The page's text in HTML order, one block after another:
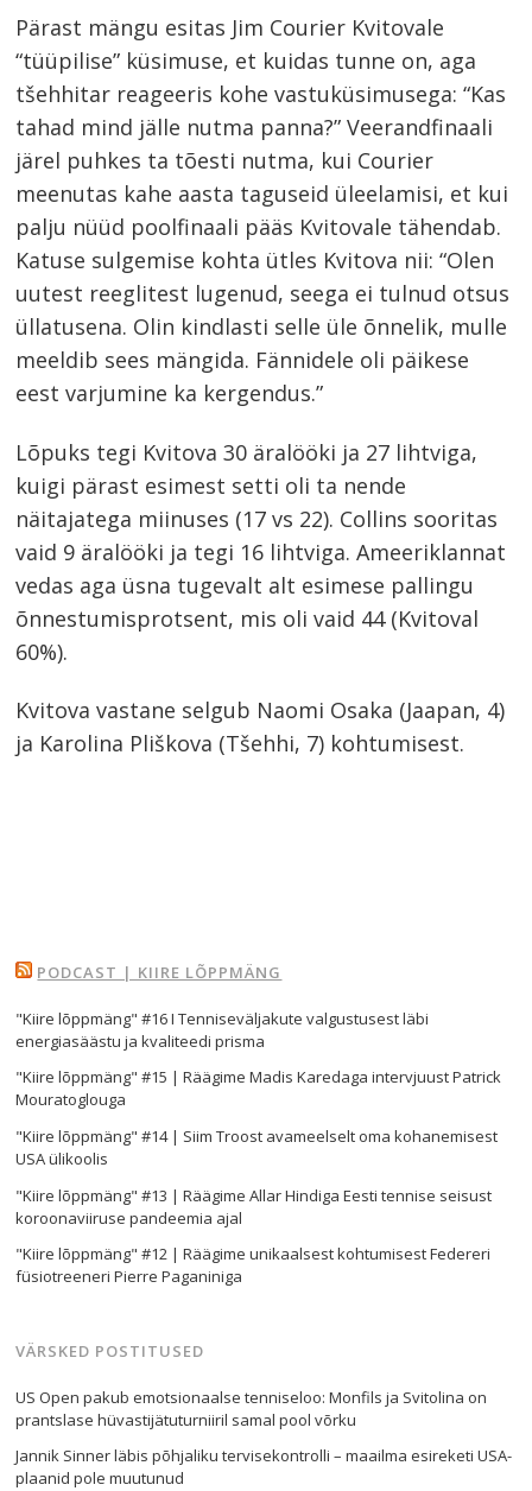
Pärast mängu esitas Jim Courier Kvitovale
“tüüpilise” küsimuse, et kuidas tunne on, aga
tšehhitar reageeris kohe vastuküsimusega: “Kas
tahad mind jälle nutma panna?” Veerandfinaali
järel puhkes ta tõesti nutma, kui Courier
meenutas kahe aasta taguseid üleelamisi, et kui
palju nüüd poolfinaali pääs Kvitovale tähendab.
Katuse sulgemise kohta ütles Kvitova nii: “Olen
uutest reeglitest lugenud, seega ei tulnud otsus
üllatusena. Olin kindlasti selle üle õnnelik, mulle
meeldib sees mängida. Fännidele oli päikese
eest varjumine ka kergendus.”
Lõpuks tegi Kvitova 30 äralööki ja 27 lihtviga,
kuigi pärast esimest setti oli ta nende
näitajatega miinuses (17 vs 22). Collins sooritas
vaid 9 äralööki ja tegi 16 lihtviga. Ameeriklannat
vedas aga üsna tugevalt alt esimese pallingu
õnnestumisprotsent, mis oli vaid 44 (Kvitoval
60%).
Kvitova vastane selgub Naomi Osaka (Jaapan, 4)
ja Karolina Pliškova (Tšehhi, 7) kohtumisest.
PODCAST | KIIRE LÕPPMÄNG
"Kiire lõppmäng" #16 I Tenniseväljakute valgustusest läbi
energiasäästu ja kvaliteedi prisma
"Kiire lõppmäng" #15 | Räägime Madis Karedaga intervjuust Patrick
Mouratoglouga
"Kiire lõppmäng" #14 | Siim Troost avameelselt oma kohanemisest
USA ülikoolis
"Kiire lõppmäng" #13 | Räägime Allar Hindiga Eesti tennise seisust
koroonaviiruse pandeemia ajal
"Kiire lõppmäng" #12 | Räägime unikaalsest kohtumisest Federeri
füsiotreeneri Pierre Paganiniga
VÄRSKED POSTITUSED
US Open pakub emotsionaalse tenniseloo: Monfils ja Svitolina on
prantslase hüvastijätuturniiril samal pool võrku
Jannik Sinner läbis põhjaliku tervisekontrolli – maailma esireketi USA-
plaanid pole muutunud
Navigeerimine